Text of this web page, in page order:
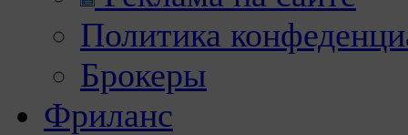
Политика
Брокеры
Фриланс